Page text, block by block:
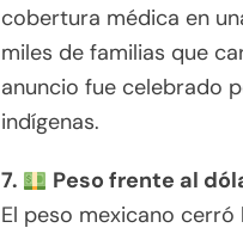
cobertura médica en
miles de familias que
anuncio fue celebrado
indígenas.
7.
Peso frente al
El peso mexicano